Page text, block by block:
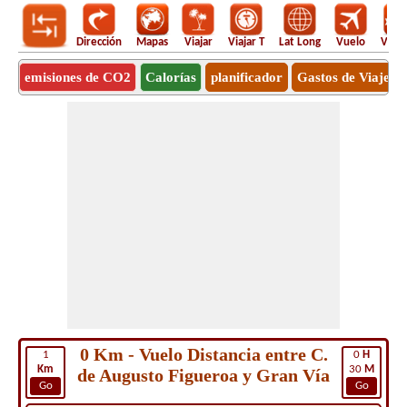
Dirección Mapas Viajar Viajar T Lat Long Vuelo
emisiones de CO2 Calorías planificador Gastos de Viaje
1
Km
Go
0 H
30 M
Go
0 Km - Vuelo Distancia entre C.
de Augusto Figueroa y Gran Vía